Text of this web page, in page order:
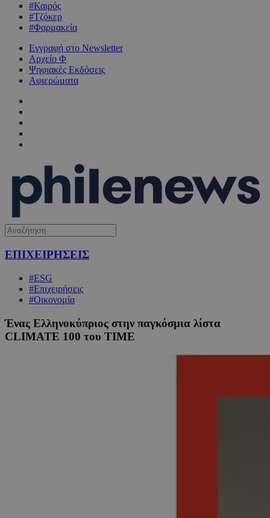
#Καιρός
#Τζόκερ
#Φαρμακεία
Εγγραφή στο Newsletter
Αρχείο Φ
Ψηφιακές Εκδόσεις
Αφιερώματα
ΕΠΙΧΕΙΡΗΣΕΙΣ
#ESG
#Επιχειρήσεις
#Οικονομία
Ένας Ελληνοκύπριος στην παγκόσμια λίστα
CLIMATE 100 του TIME